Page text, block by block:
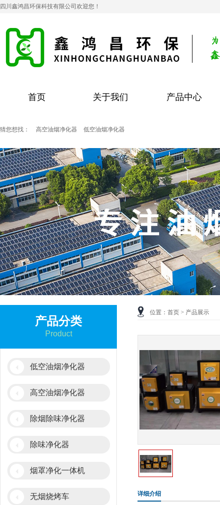
四川鑫鸿昌环保科技有限公司欢迎您！
首页 关于我们 产品中心
猜您想找： 高空油烟净化器 低空油烟净化器
产品分类
Product
低空油烟净化器
高空油烟净化器
除烟除味净化器
除味净化器
烟罩净化一体机
无烟烧烤车
位置： 首页 > 产品展示
详细介绍